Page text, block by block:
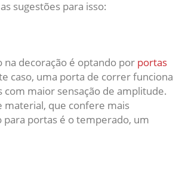
sugestões para isso:
decoração é optando por portas
caso, uma porta de correr funciona
maior sensação de amplitude.
que confere mais
portas é o temperado, um